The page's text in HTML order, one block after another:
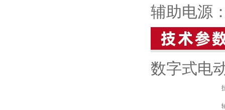
辅助电源
数字式电